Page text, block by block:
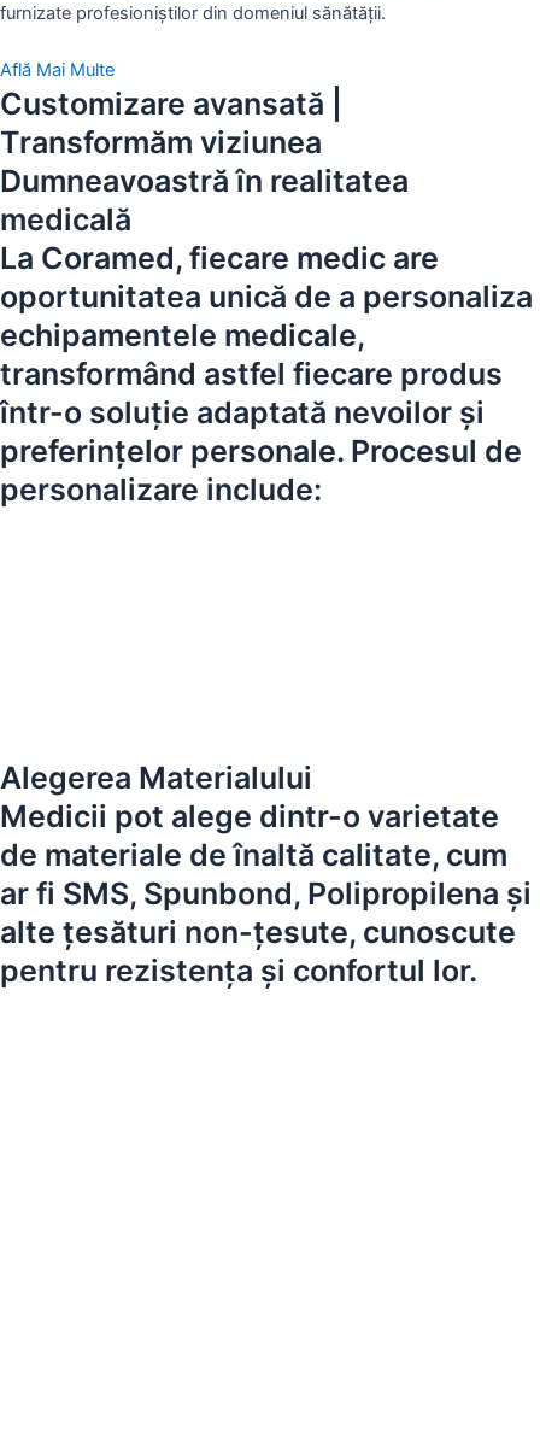
furnizate profesioniștilor din domeniul sănătății.
Află Mai Multe
Customizare avansată |
Transformăm viziunea
Dumneavoastrăîn realitatea
medicală
La Coramed, fiecare medic are
oportunitatea unică de a personaliza
echipamentele medicale,
transformând astfel fiecare produs
într-o soluție adaptată nevoilor și
preferințelor personale. Procesul de
personalizare include:
Alegerea Materialului
Medicii pot alege dintr-o varietate
de materiale de înaltă calitate, cum
ar fi SMS, Spunbond, Polipropilena și
alte țesături non-țesute, cunoscute
pentru rezistența și confortul lor.